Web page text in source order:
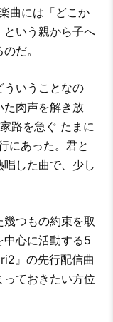
曲には「どこか
いう親から子へ
だ。
ういうことなの
た肉声を解き放
路を急ぐ たまに
にあった。君と
した曲で、少し
つもの約束を取
中心に活動する5
』の先行配信曲
ておきたい方位